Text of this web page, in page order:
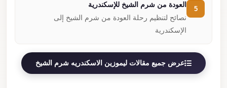
العودة من شرم الشيخ للإسكندرية
نصائح لتنظيم رحلة العودة من شرم الشيخ إلى
الإسكندرية
عرض جميع مقالات ليموزين الاسكندريه شرم الشيخ